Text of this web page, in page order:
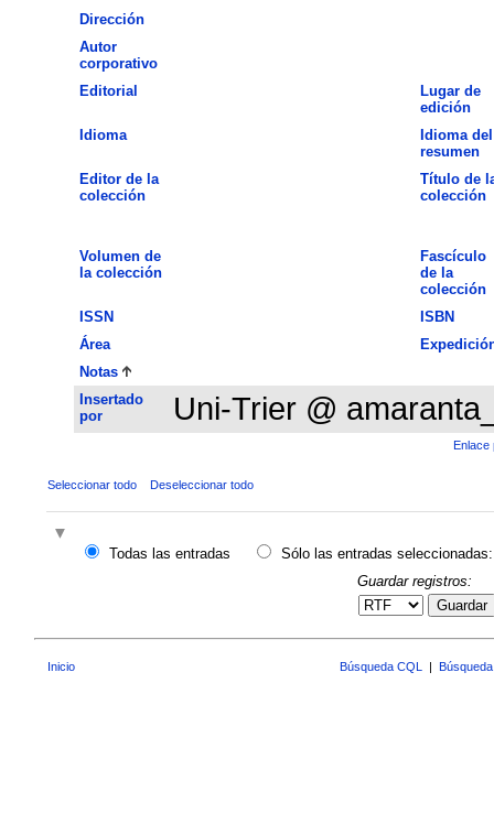
Dirección
Autor
corporativo
Editorial
Lugar de
edición
Idioma
Idioma del
resumen
Editor de la
colección
Título de
colección
Volumen de
la colección
Fascículo
de la
colección
ISSN
ISBN
Área
Notas
Insertado
por
Uni-Trier @
Enlace
Seleccionar todo Deseleccionar todo
Todas las entradas
Sólo las entradas seleccionadas:
Guardar registros:
Guardar
Inicio Búsqueda CQL